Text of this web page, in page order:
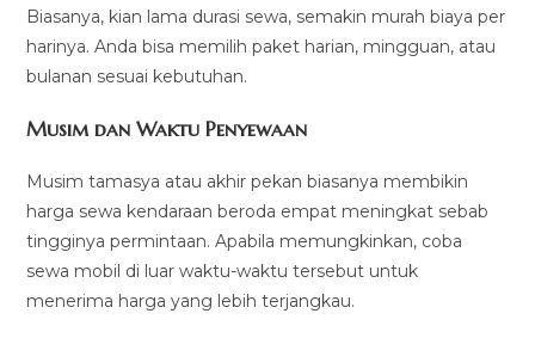
Biasanya, kian lama durasi sewa, semakin murah biaya per
harinya. Anda bisa memilih paket harian, mingguan, atau
bulanan sesuai kebutuhan.
Musim dan Waktu Penyewaan
Musim tamasya atau akhir pekan biasanya membikin
harga sewa kendaraan beroda empat meningkat sebab
tingginya permintaan. Apabila memungkinkan, coba
sewa mobil di luar waktu-waktu tersebut untuk
menerima harga yang lebih terjangkau.